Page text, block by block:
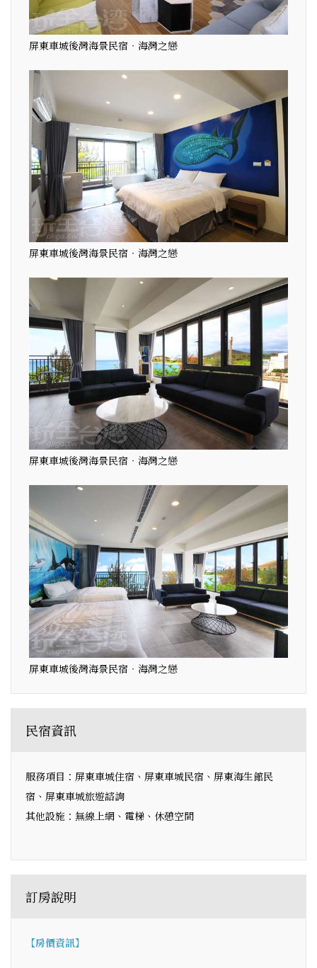
屏東車城後灣海景民宿‧海灣之戀
屏東車城後灣海景民宿‧海灣之戀
屏東車城後灣海景民宿‧海灣之戀
屏東車城後灣海景民宿‧海灣之戀
民宿資訊
服務項目：屏東車城住宿、屏東車城民宿、屏東海生館民
宿、屏東車城旅遊諮詢
其他設施：無線上網、電梯、休憩空間
訂房說明
【房價資訊】